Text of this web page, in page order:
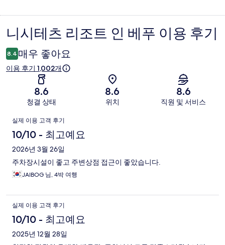
이
용
후
니시테츠 리조트 인 베푸 이용 후기
8.4 매우 좋아요
이용 후기 1,002개
8.6
청결 상태
8.6
위치
8.6
직원 및 서비스
이
용
후
기
실제 이용 고객 후기
10/10 - 최고예요
2026년 3월 26일
주차장시설이 좋고 주변상점 접근이 좋았습니다.
JAIBOG 님, 4박 여행
실제 이용 고객 후기
10/10 - 최고예요
2025년 12월 28일